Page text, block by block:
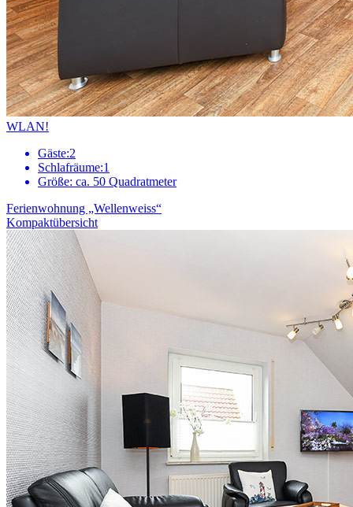
WLAN!
Gäste:2
Schlafräume:1
Größe: ca. 50 Quadratmeter
Ferienwohnung „Wellenweiss“
Kompaktübersicht